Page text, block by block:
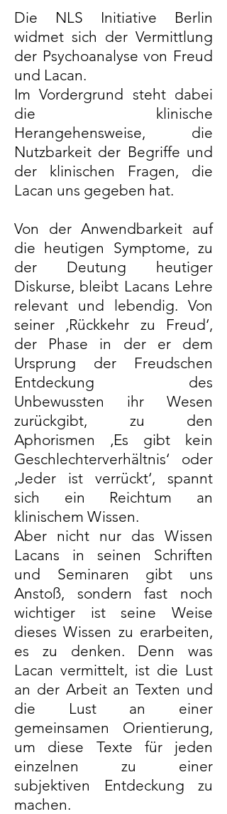
Die NLS Initiative Berlin
widmet sich der Vermittlung
der Psychoanalyse von Freud
und Lacan.
Im Vordergrund steht dabei
die klinische
Herangehensweise, die
Nutzbarkeit der Begriffe und
der klinischen Fragen, die
Lacan uns gegeben hat.
Von der Anwendbarkeit auf
die heutigen Symptome, zu
der Deutung heutiger
Diskurse, bleibt Lacans Lehre
relevant und lebendig. Von
seiner ‚Rückkehr zu Freud‘,
der Phase in der er dem
Ursprung der Freudschen
Entdeckung des
Unbewussten ihr Wesen
zurückgibt, zu den
Aphorismen ‚Es gibt kein
Geschlechterverhältnis‘ oder
‚Jeder ist verrückt‘, spannt
sich ein Reichtum an
klinischem Wissen.
Aber nicht nur das Wissen
Lacans in seinen Schriften
und Seminaren gibt uns
Anstoß, sondern fast noch
wichtiger ist seine Weise
dieses Wissen zu erarbeiten,
es zu denken. Denn was
Lacan vermittelt, ist die Lust
an der Arbeit an Texten und
die Lust an einer
gemeinsamen Orientierung,
um diese Texte für jeden
einzelnen zu einer
subjektiven Entdeckung zu
machen.